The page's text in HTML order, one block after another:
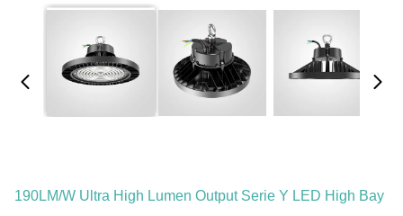
190LM/W Ultra High Lumen Output Serie Y LED High Bay